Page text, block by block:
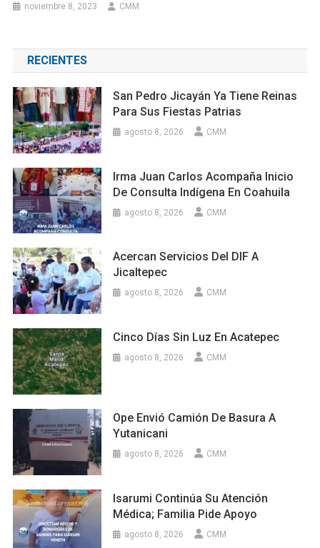
noviembre 8, 2023 CMM
RECIENTES
San Pedro Jicayán Ya Tiene Reinas
Para Sus Fiestas Patrias
agosto 8, 2026 CMM
Irma Juan Carlos Acompaña Inicio
De Consulta Indígena En Coahuila
agosto 8, 2026 CMM
Acercan Servicios Del DIF A
Jicaltepec
agosto 8, 2026 CMM
Cinco Días Sin Luz En Acatepec
agosto 8, 2026 CMM
Ope Envió Camión De Basura A
Yutanicani
agosto 8, 2026 CMM
Isarumi Continúa Su Atención
Médica; Familia Pide Apoyo
agosto 8, 2026 CMM